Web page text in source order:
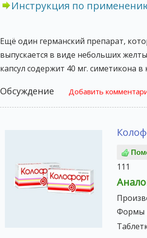
Инструкция по
Ещё один германский препарат,
выпускается в виде небольших
капсул содержит 40 мг. симетикона
Обсуждение Добавить
111
Формы